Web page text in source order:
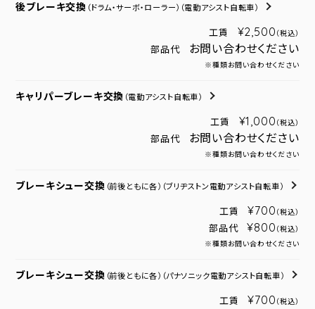
後ブレーキ交換 （ドラム・サーボ・ローラー） （電動アシスト自転車）
工賃 ¥2,500 （税込）
部品代 お問い合わせください
※種類お問い合わせください
キャリパーブレーキ交換 （電動アシスト自転車）
工賃 ¥1,000 （税込）
部品代 お問い合わせください
※種類お問い合わせください
ブレーキシュー交換 （前後ともに各） （ブリヂストン電動アシスト自転車）
工賃 ¥700 （税込）
部品代 ¥800 （税込）
※種類お問い合わせください
ブレーキシュー交換 （前後ともに各） （パナソニック電動アシスト自転車）
工賃 ¥700 （税込）